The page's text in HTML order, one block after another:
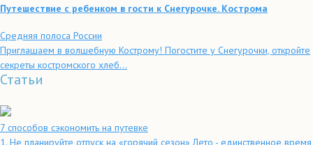
Путешествие с ребенком в гости к Снегурочке. Кострома
Средняя полоса России
Приглашаем в волшебную Кострому! Погостите у Снегурочки, откройте
секреты костромского хлеб...
Статьи
7 способов сэкономить на путевке